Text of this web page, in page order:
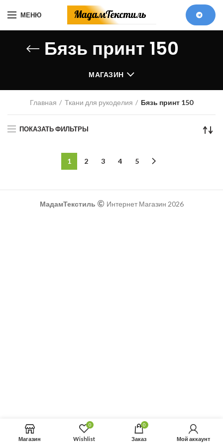
МЕНЮ
Бязь принт 150
МАГАЗИН
Главная Ткани для рукоделия Бязь принт 150
ПОКАЗАТЬ ФИЛЬТРЫ
1 2 3 4 5
МадамТекстиль Интернет Магазин 2026
Магазин
0
Wishlist
0
Заказ Мой аккаунт